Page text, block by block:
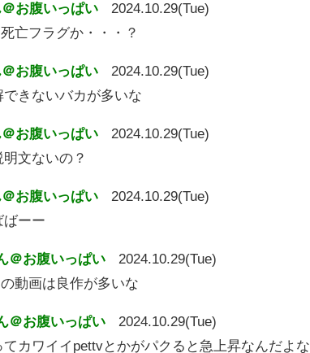
お腹いっぱい
2024.10.29(Tue)
亡フラグか・・・？
お腹いっぱい
2024.10.29(Tue)
できないバカが多いな
お腹いっぱい
2024.10.29(Tue)
文ないの？
お腹いっぱい
2024.10.29(Tue)
ばーー
＠お腹いっぱい
2024.10.29(Tue)
動画は良作が多いな
＠お腹いっぱい
2024.10.29(Tue)
てカワイイpettvとかがパクると急上昇なんだよな